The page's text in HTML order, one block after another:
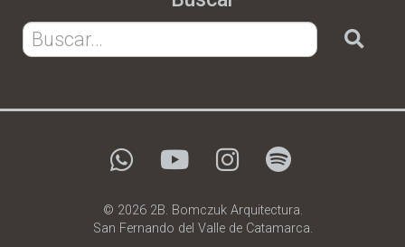
© 2026 2B. Bomczuk Arquitectura.
San Fernando del Valle de Catamarca.